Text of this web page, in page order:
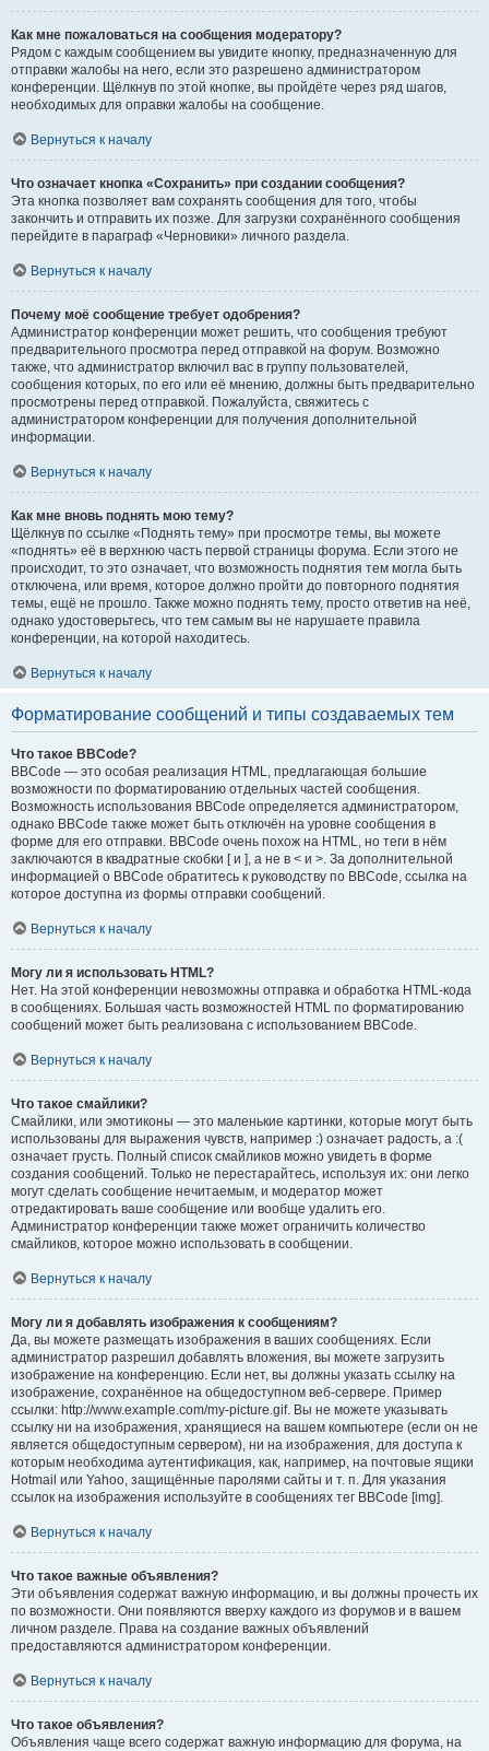
Как мне пожаловаться на сообщения модератору?
Рядом с каждым сообщением вы увидите кнопку, предназначенную для
отправки жалобы на него, если это разрешено администратором
конференции. Щёлкнув по этой кнопке, вы пройдёте через ряд шагов,
необходимых для оправки жалобы на сообщение.
Вернуться к началу
Что означает кнопка «Сохранить» при создании сообщения?
Эта кнопка позволяет вам сохранять сообщения для того, чтобы
закончить и отправить их позже. Для загрузки сохранённого сообщения
перейдите в параграф «Черновики» личного раздела.
Вернуться к началу
Почему моё сообщение требует одобрения?
Администратор конференции может решить, что сообщения требуют
предварительного просмотра перед отправкой на форум. Возможно
также, что администратор включил вас в группу пользователей,
сообщения которых, по его или её мнению, должны быть предварительно
просмотрены перед отправкой. Пожалуйста, свяжитесь с
администратором конференции для получения дополнительной
информации.
Вернуться к началу
Как мне вновь поднять мою тему?
Щёлкнув по ссылке «Поднять тему» при просмотре темы, вы можете
«поднять» её в верхнюю часть первой страницы форума. Если этого не
происходит, то это означает, что возможность поднятия тем могла быть
отключена, или время, которое должно пройти до повторного поднятия
темы, ещё не прошло. Также можно поднять тему, просто ответив на неё,
однако удостоверьтесь, что тем самым вы не нарушаете правила
конференции, на которой находитесь.
Вернуться к началу
Форматирование сообщений и типы создаваемых тем
Что такое BBCode?
BBCode — это особая реализация HTML, предлагающая большие
возможности по форматированию отдельных частей сообщения.
Возможность использования BBCode определяется администратором,
однако BBCode также может быть отключён на уровне сообщения в
форме для его отправки. BBCode очень похож на HTML, но теги в нём
заключаются в квадратные скобки [ и ], а не в < и >. За дополнительной
информацией о BBCode обратитесь к руководству по BBCode, ссылка на
которое доступна из формы отправки сообщений.
Вернуться к началу
Могу ли я использовать HTML?
Нет. На этой конференции невозможны отправка и обработка HTML-кода
в сообщениях. Большая часть возможностей HTML по форматированию
сообщений может быть реализована с использованием BBCode.
Вернуться к началу
Что такое смайлики?
Смайлики, или эмотиконы — это маленькие картинки, которые могут быть
использованы для выражения чувств, например :) означает радость, а :(
означает грусть. Полный список смайликов можно увидеть в форме
создания сообщений. Только не перестарайтесь, используя их: они легко
могут сделать сообщение нечитаемым, и модератор может
отредактировать ваше сообщение или вообще удалить его.
Администратор конференции также может ограничить количество
смайликов, которое можно использовать в сообщении.
Вернуться к началу
Могу ли я добавлять изображения к сообщениям?
Да, вы можете размещать изображения в ваших сообщениях. Если
администратор разрешил добавлять вложения, вы можете загрузить
изображение на конференцию. Если нет, вы должны указать ссылку на
изображение, сохранённое на общедоступном веб-сервере. Пример
ссылки: http://www.example.com/my-picture.gif. Вы не можете указывать
ссылку ни на изображения, хранящиеся на вашем компьютере (если он не
является общедоступным сервером), ни на изображения, для доступа к
которым необходима аутентификация, как, например, на почтовые ящики
Hotmail или Yahoo, защищённые паролями сайты и т. п. Для указания
ссылок на изображения используйте в сообщениях тег BBCode [img].
Вернуться к началу
Что такое важные объявления?
Эти объявления содержат важную информацию, и вы должны прочесть их
по возможности. Они появляются вверху каждого из форумов и в вашем
личном разделе. Права на создание важных объявлений
предоставляются администратором конференции.
Вернуться к началу
Что такое объявления?
Объявления чаще всего содержат важную информацию для форума, на